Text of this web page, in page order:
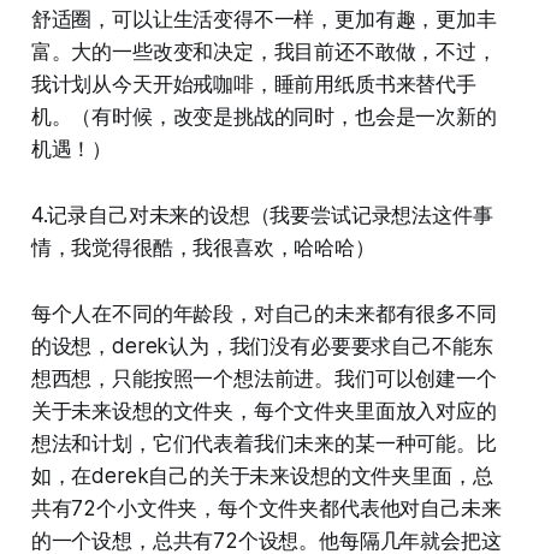
舒适圈，可以让生活变得不一样，更加有趣，更加丰
富。大的一些改变和决定，我目前还不敢做，不过，
我计划从今天开始戒咖啡，睡前用纸质书来替代手
机。（有时候，改变是挑战的同时，也会是一次新的
机遇！）
4.记录自己对未来的设想（我要尝试记录想法这件事
情，我觉得很酷，我很喜欢，哈哈哈）
每个人在不同的年龄段，对自己的未来都有很多不同
的设想，derek认为，我们没有必要要求自己不能东
想西想，只能按照一个想法前进。我们可以创建一个
关于未来设想的文件夹，每个文件夹里面放入对应的
想法和计划，它们代表着我们未来的某一种可能。比
如，在derek自己的关于未来设想的文件夹里面，总
共有72个小文件夹，每个文件夹都代表他对自己未来
的一个设想，总共有72个设想。他每隔几年就会把这